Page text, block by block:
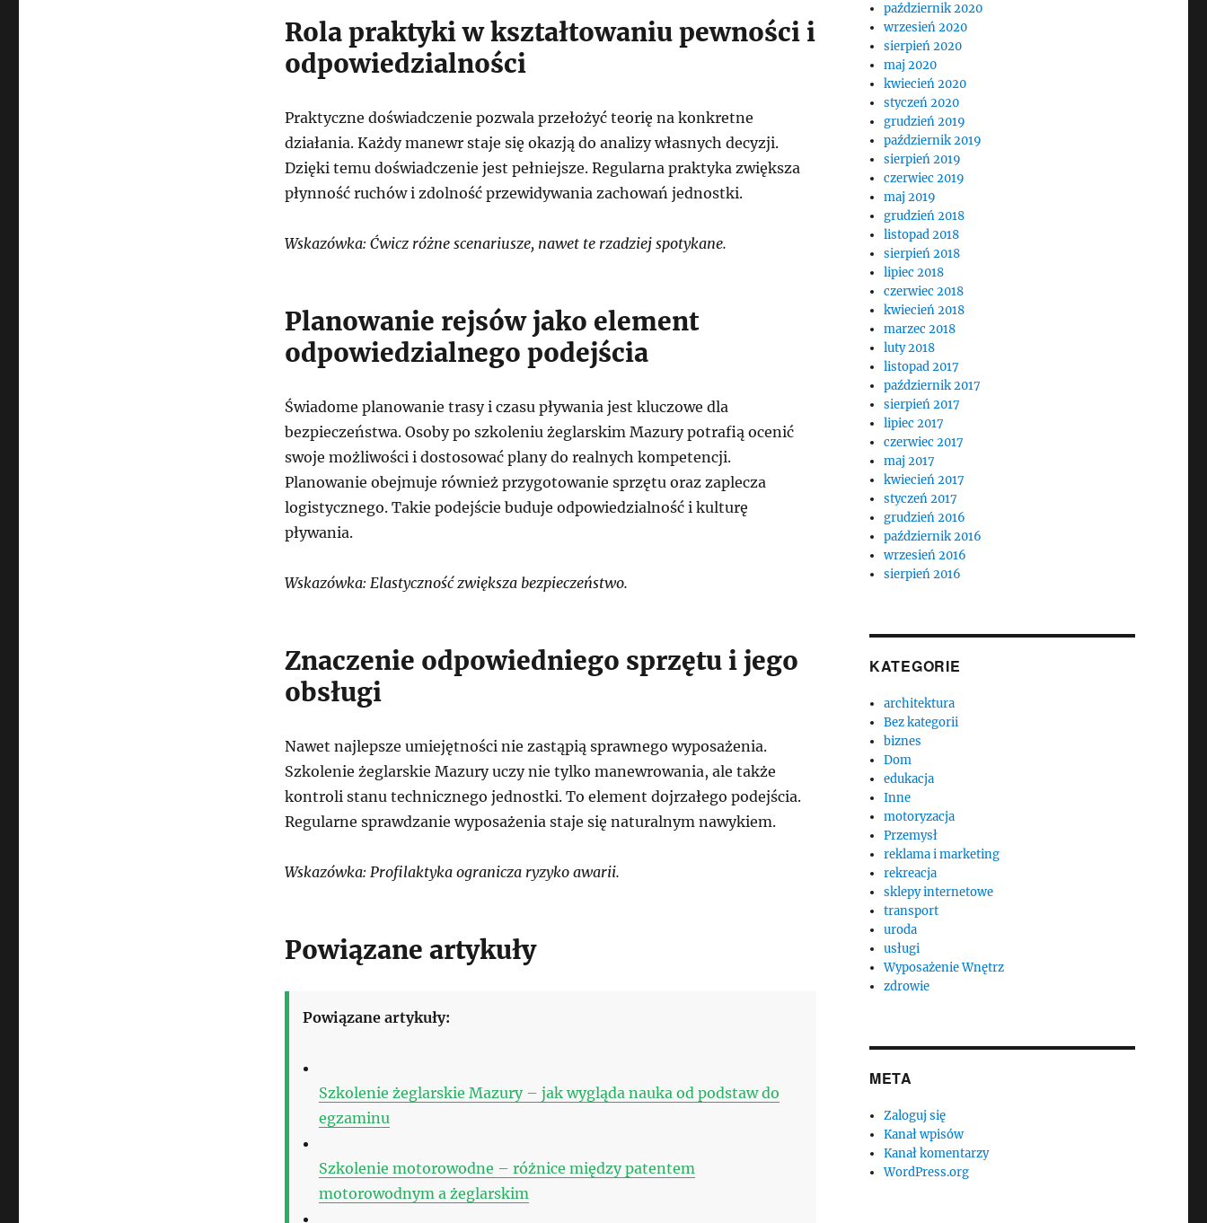
Rola praktyki w kształtowaniu pewności i
odpowiedzialności
Praktyczne doświadczenie pozwala przełożyć teorię na konkretne
działania. Każdy manewr staje się okazją do analizy własnych decyzji.
Dzięki temu doświadczenie jest pełniejsze. Regularna praktyka zwiększa
płynność ruchów i zdolność przewidywania zachowań jednostki.
Wskazówka: Ćwicz różne scenariusze, nawet te rzadziej spotykane.
Planowanie rejsów jako element
odpowiedzialnego podejścia
Świadome planowanie trasy i czasu pływania jest kluczowe dla
bezpieczeństwa. Osoby po szkoleniu żeglarskim Mazury potrafią ocenić
swoje możliwości i dostosować plany do realnych kompetencji.
Planowanie obejmuje również przygotowanie sprzętu oraz zaplecza
logistycznego. Takie podejście buduje odpowiedzialność i kulturę
pływania.
Wskazówka: Elastyczność zwiększa bezpieczeństwo.
Znaczenie odpowiedniego sprzętu i jego
obsługi
Nawet najlepsze umiejętności nie zastąpią sprawnego wyposażenia.
Szkolenie żeglarskie Mazury uczy nie tylko manewrowania, ale także
kontroli stanu technicznego jednostki. To element dojrzałego podejścia.
Regularne sprawdzanie wyposażenia staje się naturalnym nawykiem.
Wskazówka: Profilaktyka ogranicza ryzyko awarii.
Powiązane artykuły
Powiązane artykuły:
Szkolenie żeglarskie Mazury – jak wygląda nauka od podstaw do
egzaminu
Szkolenie motorowodne – różnice między patentem
motorowodnym a żeglarskim
październik 2020
wrzesień 2020
sierpień 2020
maj 2020
kwiecień 2020
styczeń 2020
grudzień 2019
październik 2019
sierpień 2019
czerwiec 2019
maj 2019
grudzień 2018
listopad 2018
sierpień 2018
lipiec 2018
czerwiec 2018
kwiecień 2018
marzec 2018
luty 2018
listopad 2017
październik 2017
sierpień 2017
lipiec 2017
czerwiec 2017
maj 2017
kwiecień 2017
styczeń 2017
grudzień 2016
październik 2016
wrzesień 2016
sierpień 2016
KATEGORIE
architektura
Bez kategorii
biznes
Dom
edukacja
Inne
motoryzacja
Przemysł
reklama i marketing
rekreacja
sklepy internetowe
transport
uroda
usługi
Wyposażenie Wnętrz
zdrowie
META
Zaloguj się
Kanał wpisów
Kanał komentarzy
WordPress.org